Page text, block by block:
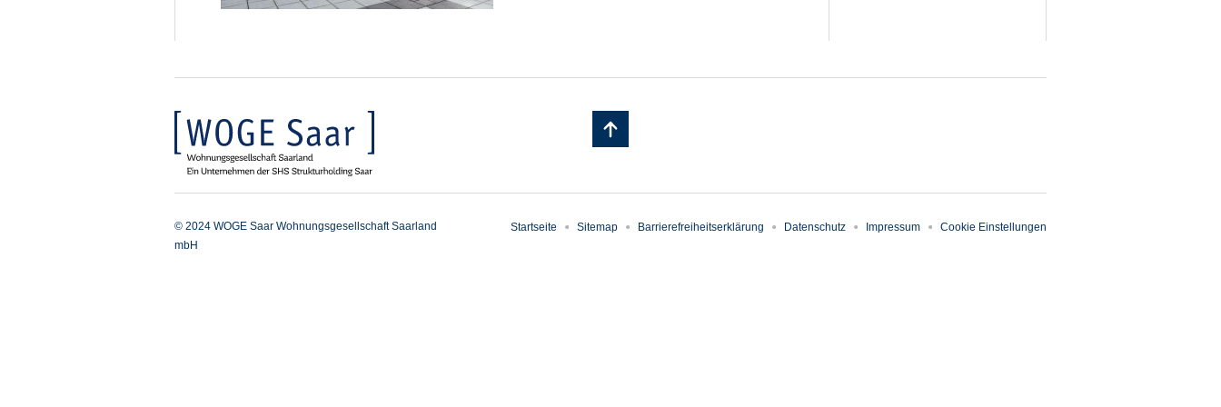
© 2024 WOGE Saar Wohnungsgesellschaft Saarland
mbH
Startseite Sitemap Barrierefreiheitserklärung Datenschutz Impressum Cookie Einstellungen